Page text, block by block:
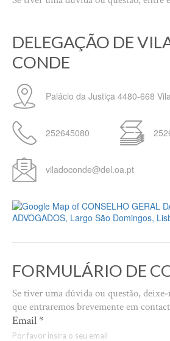
DELEGAÇÃO DE
CONDE
Palácio da Justiça 4480-668
252645080
viladoconde@del.oa.pt
FORMULÁRIO DE
Se tiver uma dúvida ou questão,
que entraremos brevemente em
Email*
Por favor insira o seu email